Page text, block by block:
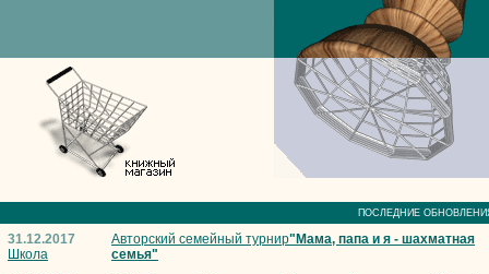
ПОСЛЕДНИЕ
31.12.2017
Школа
Авторский семейный турнир"Мама, папа и я - шахматная
семья"